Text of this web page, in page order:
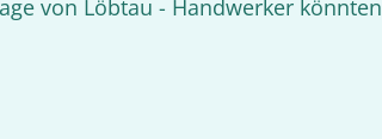
von Löbtau - Handwerker könnten